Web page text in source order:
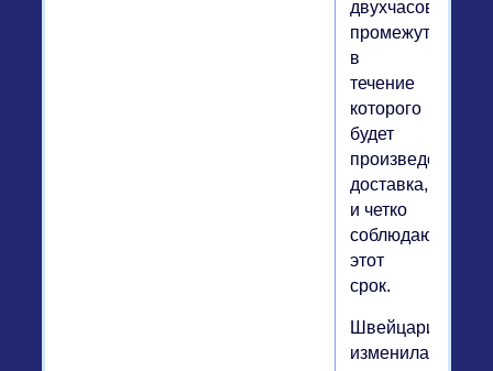
двухчасовой
промежуток,
в
течение
которого
будет
произведена
доставка,
и четко
соблюдают
этот
срок.
Швейцария
изменила